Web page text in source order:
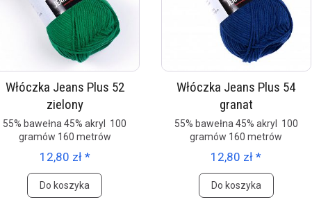
Włóczka Jeans Plus 52
zielony
55% bawełna 45% akryl 100
gramów 160 metrów
12,80 zł *
Do koszyka
Włóczka Jeans Plus 54
granat
55% bawełna 45% akryl 100
gramów 160 metrów
12,80 zł *
Do koszyka